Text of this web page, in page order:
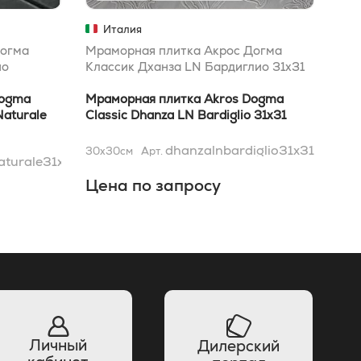
Италия
Мраморная плитка Акрос Догма
Классик Дханза LN Бардиглио 31x31
Мраморная плитка Akros Dogma
Classic Dhanza LN Bardiglio 31x31
30x30см Арт. dhanzalnbardiglio31x31
Цена по запросу
Личный
Дилерский